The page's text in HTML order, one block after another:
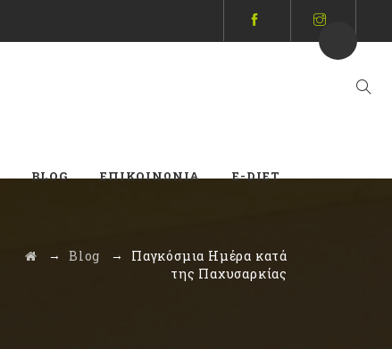
BLOG ΕΠΙΚΟΙΝΩΝΊΑ E-DIET
→ Blog →
Παγκόσμια Ημέρα κατά
της Παχυσαρκίας